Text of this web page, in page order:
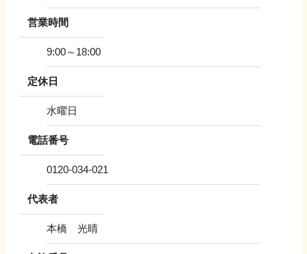
営業時間
9:00～18:00
定休日
水曜日
電話番号
0120-034-021
代表者
本橋 光晴